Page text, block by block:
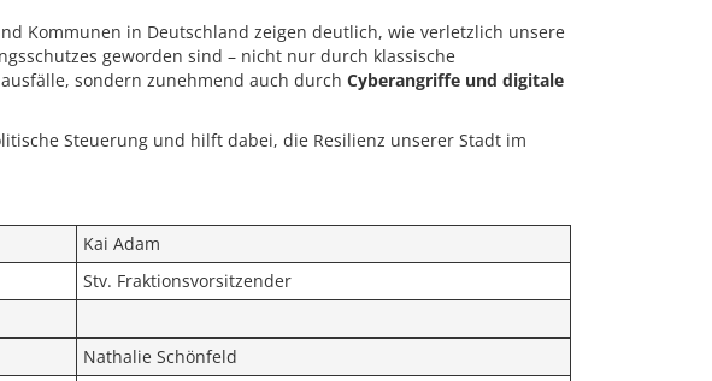
Kommunen in Deutschland zeigen deutlich, wie verletzlich unsere
geworden sind – nicht nur durch klassische
sondern zunehmend auch durch Cyberangriffe und digitale
Steuerung und hilft dabei, die Resilienz unserer Stadt im
Kai Adam
Stv. Fraktionsvorsitzender
Nathalie Schönfeld